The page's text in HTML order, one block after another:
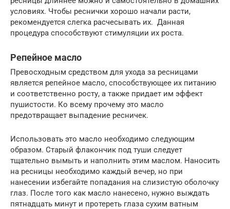
условиях. Чтобы реснички хорошо начали расти,
рекомендуется слегка расчесывать их. Данная
процедура способствуют стимуляции их роста.
Репейное масло
Превосходным средством для ухода за ресницами
является репейное масло, способствующее их питанию
и соответственно росту, а также придает им эффект
пушистости. Ко всему прочему это масло
предотвращает выпадение ресничек.
Использовать это масло необходимо следующим
образом. Старый флакончик под туши следует
тщательно вымыть и наполнить этим маслом. Наносить
на ресницы необходимо каждый вечер, но при
нанесении избегайте попадания на слизистую оболочку
глаз. После того как масло нанесено, нужно выждать
пятнадцать минут и протереть глаза сухим ватным